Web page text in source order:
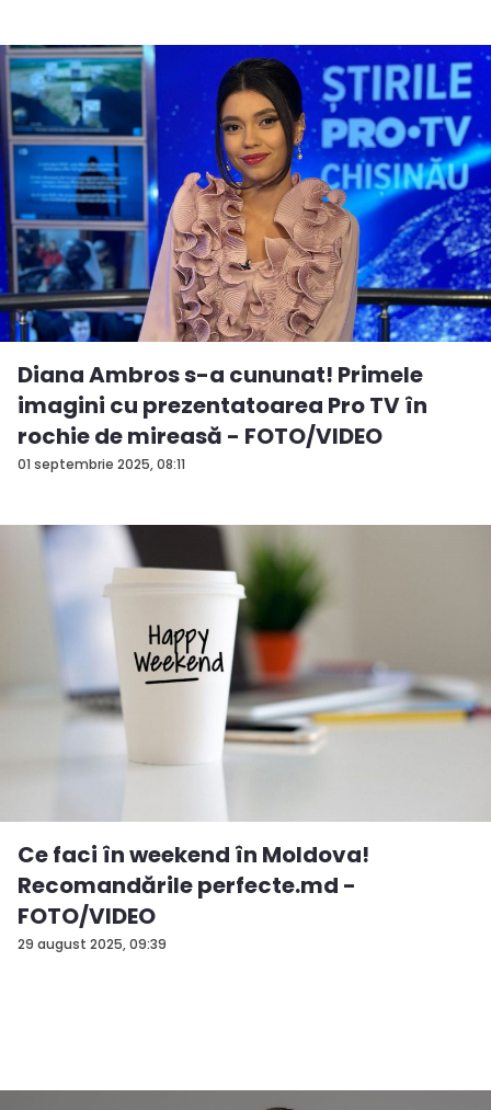
01 septembrie 2025, 08:11
Diana Ambros s-a cununat! Primele
imagini cu prezentatoarea Pro TV în
rochie de mireasă - FOTO/VIDEO
29 august 2025, 09:39
Ce faci în weekend în Moldova!
Recomandările perfecte.md -
FOTO/VIDEO